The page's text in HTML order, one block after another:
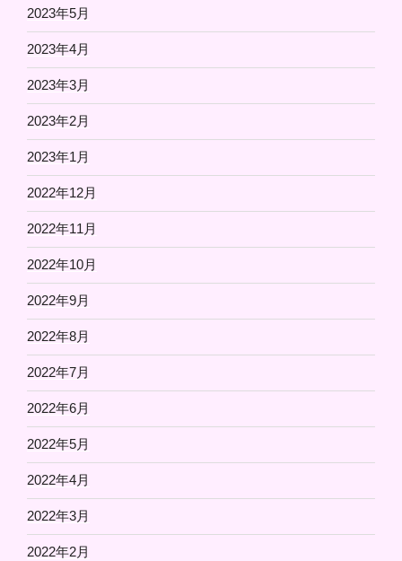
2023年5月
2023年4月
2023年3月
2023年2月
2023年1月
2022年12月
2022年11月
2022年10月
2022年9月
2022年8月
2022年7月
2022年6月
2022年5月
2022年4月
2022年3月
2022年2月